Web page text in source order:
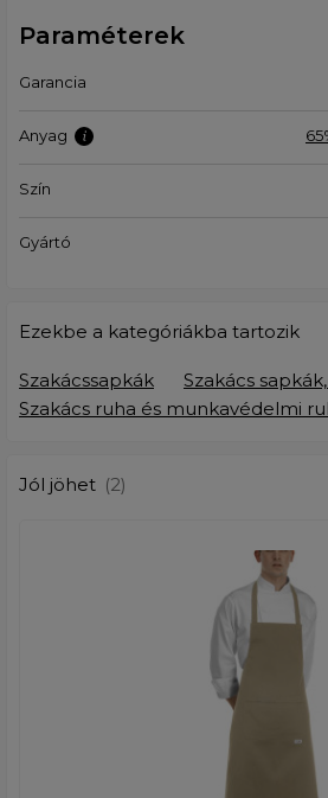
Paraméterek
Garancia
Anyag
Szín
Gyártó
Ezekbe a kategóriákba tartozik
Szakácssapkák
Szakács
Szakács ruha és munkavédelmi
Jól jöhet (2)